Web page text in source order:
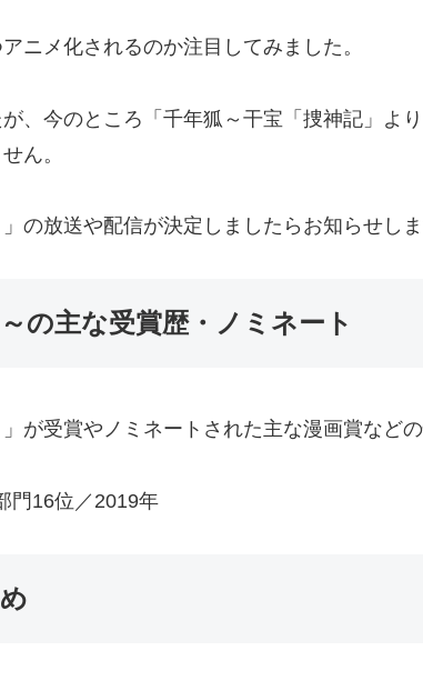
ニメ化されるのか注目してみました。
、今のところ「千年狐～干宝「捜神記」よ
ん。
の放送や配信が決定しましたらお知らせしま
の主な受賞歴・ノミネート
が受賞やノミネートされた主な漫画賞などの
門16位／2019年